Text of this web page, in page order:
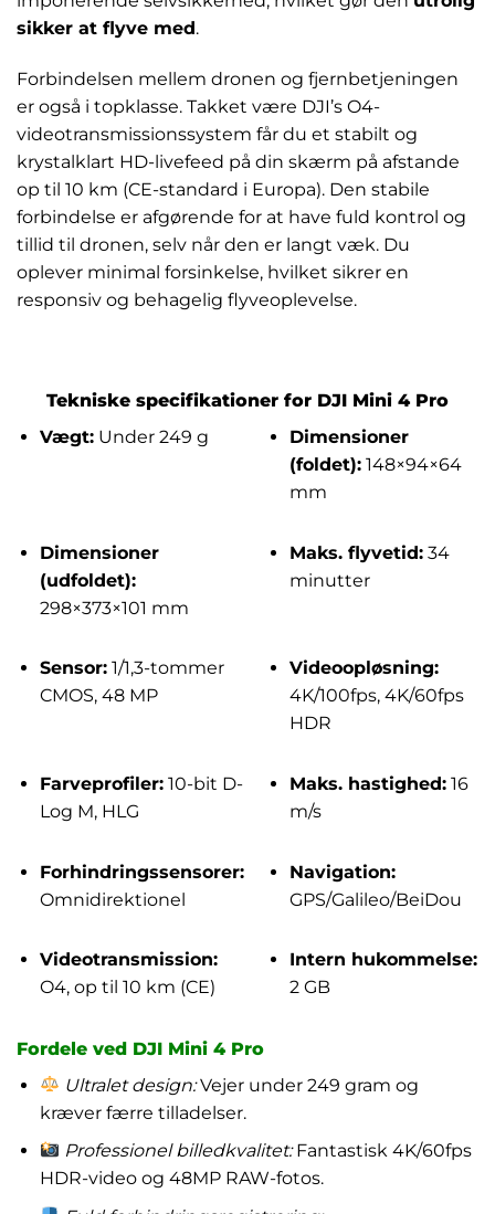
sikker at flyve med.
Forbindelsen mellem dronen og fjernbetjeningen
er også i topklasse. Takket være DJI’s O4-
videotransmissionssystem får du et stabilt og
krystalklart HD-livefeed på din skærm på afstande
op til 10 km (CE-standard i Europa). Den stabile
forbindelse er afgørende for at have fuld kontrol og
tillid til dronen, selv når den er langt væk. Du
oplever minimal forsinkelse, hvilket sikrer en
responsiv og behagelig flyveoplevelse.
Tekniske specifikationer for DJI Mini 4 Pro
Vægt:Under 249 g
Dimensioner
(foldet):148×94×64
mm
Dimensioner
(udfoldet):
298×373×101 mm
Maks. flyvetid:34
minutter
Sensor:1/1,3-tommer
CMOS, 48 MP
Videoopløsning:
4K/100fps, 4K/60fps
HDR
Farveprofiler:10-bit D-
Log M, HLG
Maks. hastighed:16
m/s
Forhindringssensorer:
Omnidirektionel
Navigation:
GPS/Galileo/BeiDou
Videotransmission:
O4, op til 10 km (CE)
Intern hukommelse:
2 GB
Fordele ved DJI Mini 4 Pro
Ultralet design:Vejer under 249 gram og
kræver færre tilladelser.
Professionel billedkvalitet:Fantastisk 4K/60fps
HDR-video og 48MP RAW-fotos.